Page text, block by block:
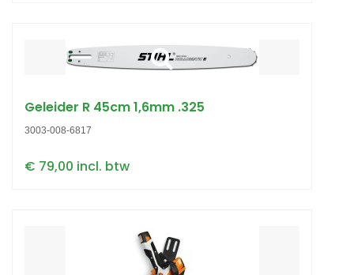
Geleider R 45cm 1,6mm .325
3003-008-6817
€ 79,00 incl. btw